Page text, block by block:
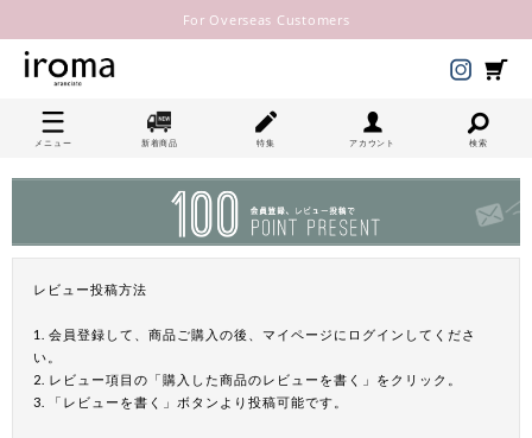
For Overseas Customers
メニュー 新着商品 特集 アカウント 検索
レビュー投稿方法
1. 会員登録して、商品ご購入の後、マイページにログインしてくださ
い。
2. レビュー項目の「購入した商品のレビューを書く」をクリック。
3. 「レビューを書く」ボタンより投稿可能です。